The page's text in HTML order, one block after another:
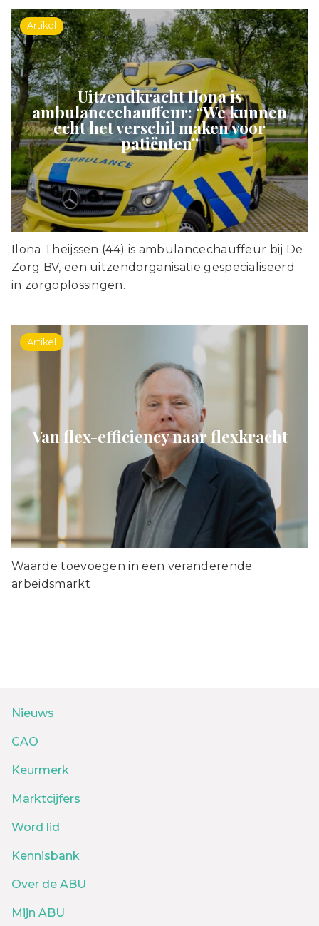
Artikel
Uitzendkracht Ilona is
ambulancechauffeur: “We kunnen
echt het verschil maken voor
patiënten”
Ilona Theijssen (44) is ambulancechauffeur bij De
Zorg BV, een uitzendorganisatie gespecialiseerd
in zorgoplossingen.
Artikel
Van flex-efficiency naar flexkracht
Waarde toevoegen in een veranderende
arbeidsmarkt
Nieuws
CAO
Keurmerk
Marktcijfers
Word lid
Kennisbank
Over de ABU
Mijn ABU